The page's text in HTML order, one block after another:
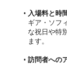
入場料と時
ギア・ソフ
な祝日や特
ます。
訪問者への